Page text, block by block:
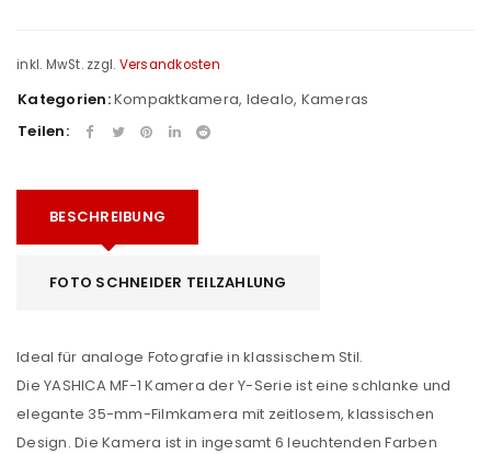
inkl. MwSt. zzgl. Versandkosten
Kategorien:Kompaktkamera, Idealo, Kameras
Teilen:
BESCHREIBUNG
FOTO SCHNEIDER TEILZAHLUNG
Ideal für analoge Fotografie in klassischem Stil.
Die YASHICA MF-1 Kamera der Y-Serie ist eine schlanke und
elegante 35-mm-Filmkamera mit zeitlosem, klassischen
Design. Die Kamera ist in ingesamt 6 leuchtenden Farben